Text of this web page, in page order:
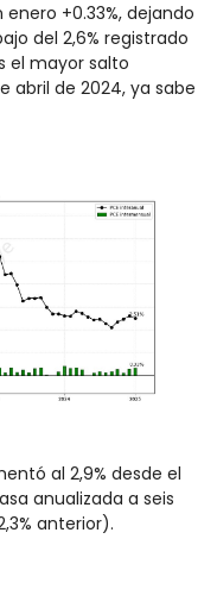
+0.33%, dejando
del 2,6% registrado
el mayor salto
abril de 2024, ya sabe
al 2,9% desde el
anualizada a seis
anterior).